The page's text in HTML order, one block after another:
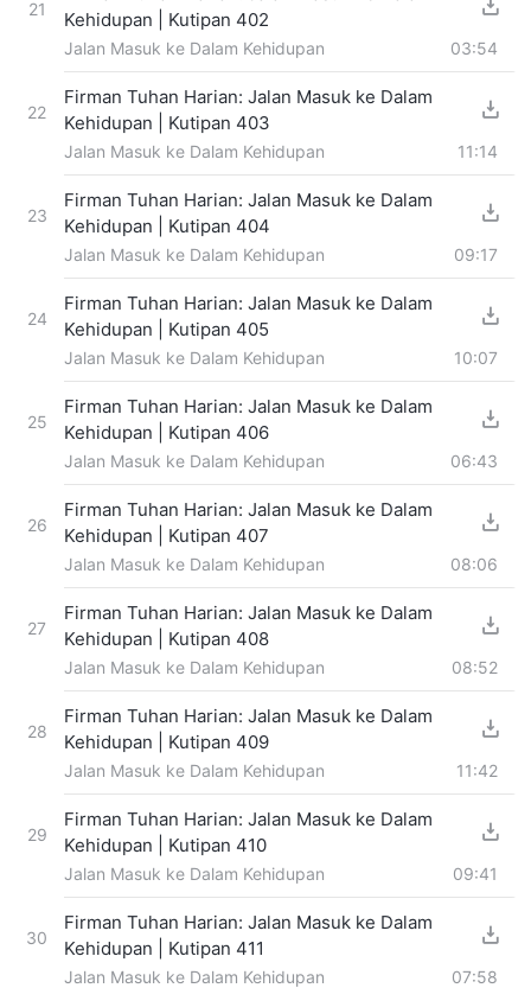
21
Kehidupan | Kutipan 402
Jalan Masuk ke Dalam Kehidupan 03:54
22
Firman Tuhan Harian: Jalan Masuk ke Dalam
Kehidupan | Kutipan 403
Jalan Masuk ke Dalam Kehidupan 11:14
23
Firman Tuhan Harian: Jalan Masuk ke Dalam
Kehidupan | Kutipan 404
Jalan Masuk ke Dalam Kehidupan 09:17
24
Firman Tuhan Harian: Jalan Masuk ke Dalam
Kehidupan | Kutipan 405
Jalan Masuk ke Dalam Kehidupan 10:07
25
Firman Tuhan Harian: Jalan Masuk ke Dalam
Kehidupan | Kutipan 406
Jalan Masuk ke Dalam Kehidupan 06:43
26
Firman Tuhan Harian: Jalan Masuk ke Dalam
Kehidupan | Kutipan 407
Jalan Masuk ke Dalam Kehidupan 08:06
27
Firman Tuhan Harian: Jalan Masuk ke Dalam
Kehidupan | Kutipan 408
Jalan Masuk ke Dalam Kehidupan 08:52
28
Firman Tuhan Harian: Jalan Masuk ke Dalam
Kehidupan | Kutipan 409
Jalan Masuk ke Dalam Kehidupan 11:42
29
Firman Tuhan Harian: Jalan Masuk ke Dalam
Kehidupan | Kutipan 410
Jalan Masuk ke Dalam Kehidupan 09:41
30
Firman Tuhan Harian: Jalan Masuk ke Dalam
Kehidupan | Kutipan 411
Jalan Masuk ke Dalam Kehidupan 07:58